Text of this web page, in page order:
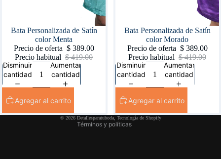
Oferta
Bata Personalizada de Satín
color Menta
Precio de oferta $ 389.00
Precio habitual $ 419.00
Disminuir
cantidad
Aumentar
cantidad
Agregar al carrito
Oferta
Bata Personalizada de Satín
color Morado
Precio de oferta $ 389.00
Precio habitual $ 419.00
Disminuir
cantidad
Aumentar
cantidad
Agregar al carrito
© 2026 Detallesparatuboda, Tecnología de Shopify
Términos y políticas
Política de reembolso